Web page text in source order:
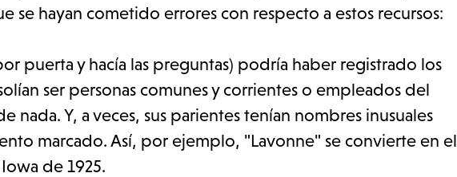
hayan cometido errores con respecto a estos recursos:
puerta y hacía las preguntas) podría haber registrado los
ser personas comunes y corrientes o empleados del
Y, a veces, sus parientes tenían nombres inusuales
marcado. Así, por ejemplo, "Lavonne" se convierte en el
de 1925.